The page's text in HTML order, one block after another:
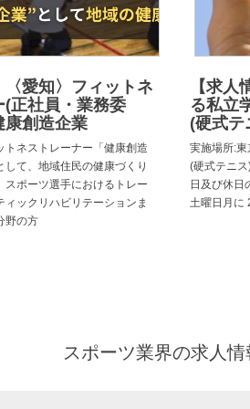
〈愛知〉フィットネ
(正社員・業務委
康創造企業
トネストレーナー「健康創造
して、地域住民の健康づくり
スポーツ選手におけるトレー
ィックリハビリテーションま
野の方
【求
る私立
(硬式テ
実施場所:
(硬式テニ
日及び休日
土曜日月に
スポーツ業界の求人